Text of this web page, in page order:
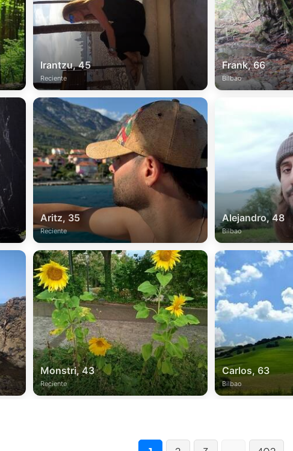
Irantzu, 45
Reciente
Frank, 66
Bilbao
Aritz, 35
Reciente
Alejandro, 48
Bilbao
Monstri, 43
Reciente
Carlos, 63
Bilbao